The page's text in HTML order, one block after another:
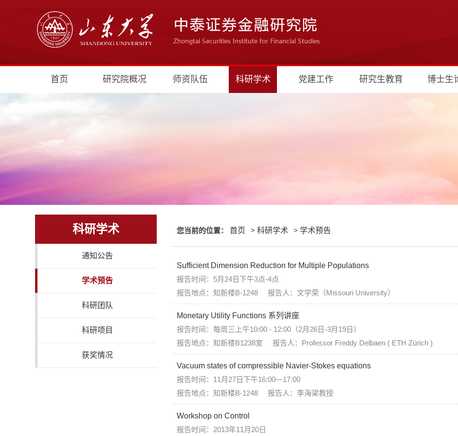
首页 研究院概况 师资队伍 科研学术 党建工作 研究生教育 博士生
科研学术
通知公告
学术预告
科研团队
科研项目
获奖情况
您当前的位置： 首页 > 科研学术 > 学术预告
Sufficient Dimension Reduction for Multiple Populations
报告时间：5月24日下午3点-4点
报告地点：知新楼B-1248 报告人：文学荣（Missouri University）
Monetary Utility Functions 系列讲座
报告时间：每周三上午10:00 - 12:00（2月26日-3月19日）
报告地点：知新楼B1238室 报告人：Professor Freddy Delbaen ( ETH Zürich )
Vacuum states of compressible Navier-Stokes equations
报告时间：11月27日下午16:00—17:00
报告地点：知新楼B-1248 报告人：李海梁教授
Workshop on Control
报告时间：2013年11月20日